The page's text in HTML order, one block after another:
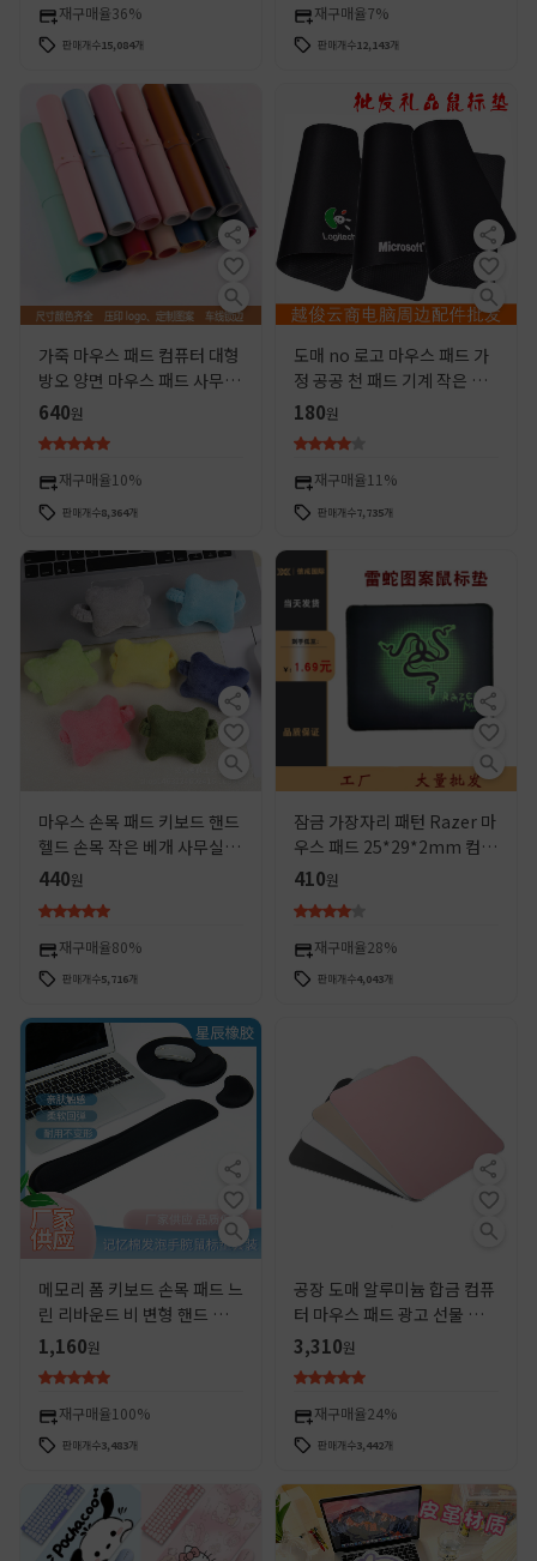
재구매율36%
판매개수15,084개
재구매율7%
판매개수12,143개
가죽 마우스 패드 컴퓨터 대형
방오 양면 마우스 패드 사무실
책상 패드 글쓰기 키보드 패드
640원
재구매율 10%
판매개수8,364개
도매 no 로고 마우스 패드 가
정 공공 천 패드 기계 작은 선
물 노트북 데스크탑 컴퓨터 마
180원
재구매율 11%
판매개수7,735개
마우스 손목 패드 키보드 핸드
헬드 손목 작은 베개 사무실 작
업자 키보드 착용 방지 사무실
440원
재구매율80%
판매개수5,716개
잠금 가장자리 패턴 Razer 마
우스 패드 25*29*2mm 컴퓨
터 사무실 게임 마우스 패드 인
410원
재구매율28%
판매개수4,043개
메모리 폼 키보드 손목 패드 느
린 리바운드 비 변형 핸드 패드
손 미끄럼 손 베개 단색 비즈니
스 사무 용품
1,160원
재구매율 100%
판매개수3,483개
공장 도매 알루미늄 합금 컴퓨
터 마우스 패드 광고 선물 사무
실 인쇄 가능 로고 데스크탑 금
속 마우스 패드
3,310원
재구매율24%
판매개수3,442개